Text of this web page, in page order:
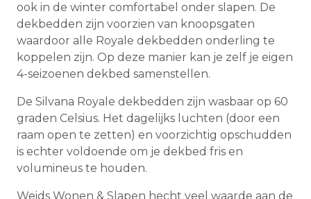
ook in de winter comfortabel onder slapen. De
dekbedden zijn voorzien van knoopsgaten
waardoor alle Royale dekbedden onderling te
koppelen zijn. Op deze manier kan je zelf je eigen
4-seizoenen dekbed samenstellen.
De Silvana Royale dekbedden zijn wasbaar op 60
graden Celsius. Het dagelijks luchten (door een
raam open te zetten) en voorzichtig opschudden
is echter voldoende om je dekbed fris en
volumineus te houden.
Weids Wonen & Slapen hecht veel waarde aan de